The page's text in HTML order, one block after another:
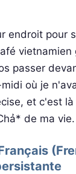
endroit pour
vietnamien
passer
où je
et c'est
de ma vie.